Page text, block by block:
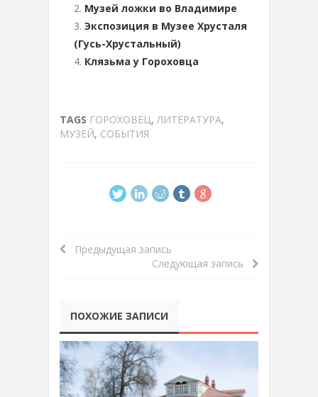
Музей ложки во Владимире
Экспозиция в Музее Хрусталя
(Гусь-Хрустальный)
Клязьма у Гороховца
TAGS ГОРОХОВЕЦ, ЛИТЕРАТУРА,
МУЗЕЙ, СОБЫТИЯ
Предыдущая запись
Следующая запись
ПОХОЖИЕ ЗАПИСИ